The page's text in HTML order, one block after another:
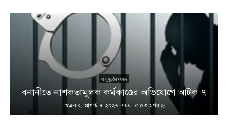
এ মুহূর্তের সংবাদ
বনানীতে নাশকতামূলক কর্মকাণ্ডের অভিযোগে আটক ৭
শুক্রবার, আগস্ট ৭, ২০২৬; সময় : ৫:০৩ অপরাহ্ণ